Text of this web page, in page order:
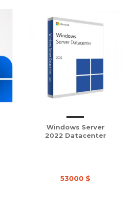
Windows Server
2022 Datacenter
53000 $